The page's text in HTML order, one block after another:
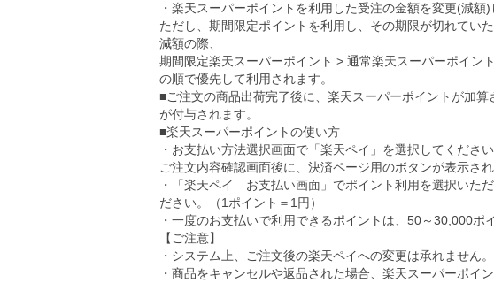
・楽天スーパーポイントを利用した受注の金額を変更(減額
ただし、期間限定ポイントを利用し、その期限が切れてい
減額の際、
期間限定楽天スーパーポイント > 通常楽天スーパーポイン
の順で優先して利用されます。
■ご注文の商品出荷完了後に、楽天スーパーポイントが加
が付与されます。
■楽天スーパーポイントの使い方
・お支払い方法選択画面で「楽天ペイ」を選択してください
ご注文内容確認画面後に、決済ページ用のボタンが表示さ
・「楽天ペイ お支払い画面」でポイント利用を選択いた
ださい。（1ポイント＝1円）
・一度のお支払いで利用できるポイントは、50～30,000ポ
【ご注意】
・システム上、ご注文後の楽天ペイへの変更は承れません。
・商品をキャンセルや返品された場合、楽天スーパーポイ